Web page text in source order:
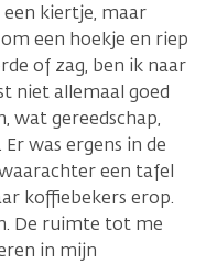
kiertje, maar
een hoekje en riep
of zag, ben ik naar
niet allemaal goed
wat gereedschap,
was ergens in de
een tafel
koffiebekers erop.
De ruimte tot me
in mijn